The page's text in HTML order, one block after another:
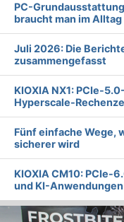
PC-
braucht man im
Juli 2026: Die
zusammengefasst
KIOXIA NX1: PCIe-
Hyperscale-
Fünf einfache Wege,
sicherer wird
KIOXIA CM10: PCIe-
und KI-Anwendungen